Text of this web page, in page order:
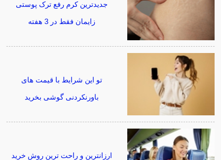
جدیدترین کرم رفع ترک پوستی
زایمان فقط در 3 هفته
تو این شرایط با قیمت های
باورنکردنی گوشی بخرید
ارزانترین و راحت ترین روش خرید